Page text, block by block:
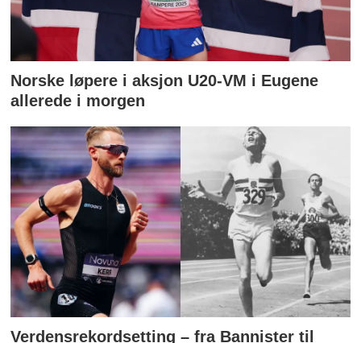
Norske løpere i aksjon U20-VM i Eugene
allerede i morgen
Verdensrekordsetting – fra Bannister til